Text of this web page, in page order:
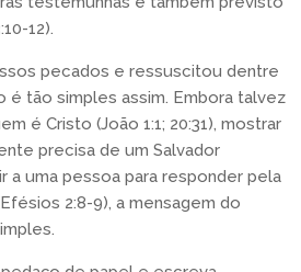
12).
pecados e ressuscitou dentre
é tão simples assim. Embora talvez
é Cristo (João 1:1; 20:31), mostrar
precisa de um Salvador
a uma pessoa para responder pela
2:8-9), a mensagem do